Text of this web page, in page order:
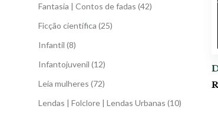
Fantasia | Contos de fadas (42)
Ficção científica (25)
Infantil (8)
Infantojuvenil (12)
Leia mulheres (72)
Lendas | Folclore | Lendas Urbanas (10)